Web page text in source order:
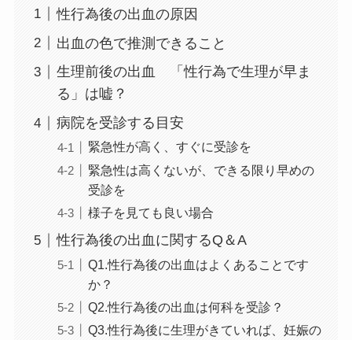
性行為後の出血の原因
出血の色で推測できること
生理前後の出血 「性行為で生理が早ま
る」は嘘？
病院を受診する目安
緊急性が高く、すぐに受診を
緊急性は高くないが、できる限り早めの
受診を
様子を見ても良い場合
性行為後の出血に関するQ＆A
Q1.性行為後の出血はよくあることです
か？
Q2.性行為後の出血は何科を受診？
Q3.性行為後に生理がきていれば、妊娠の